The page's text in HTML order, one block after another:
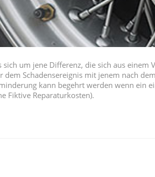
sich um jene Differenz, die sich aus einem
dem Schadensereignis mit jenem nach
kann begehrt werden wenn ein
Fiktive Reparaturkosten).